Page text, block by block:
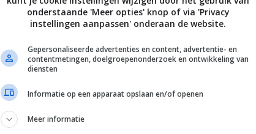
onderstaande 'Meer opties' knop of via 'Privacy
instellingen aanpassen' onderaan de website.
Gepersonaliseerde advertenties en content, advertentie- en
contentmetingen, doelgroepenonderzoek en ontwikkeling van
diensten
Informatie op een apparaat opslaan en/of openen
Meer informatie